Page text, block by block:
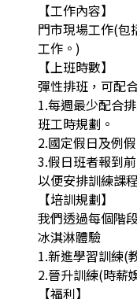
【工作內容】
門市現場工作(包
工作。)
【上班時數】
彈性排班，可配
1.每週最少配合
班工時規劃。
2.國定假日及例
3.假日班者報到
以便安排訓練課
【培訓規劃】
我們透過每個階
冰淇淋體驗
1.新進學習訓練(
2.晉升訓練(時薪
【福利】